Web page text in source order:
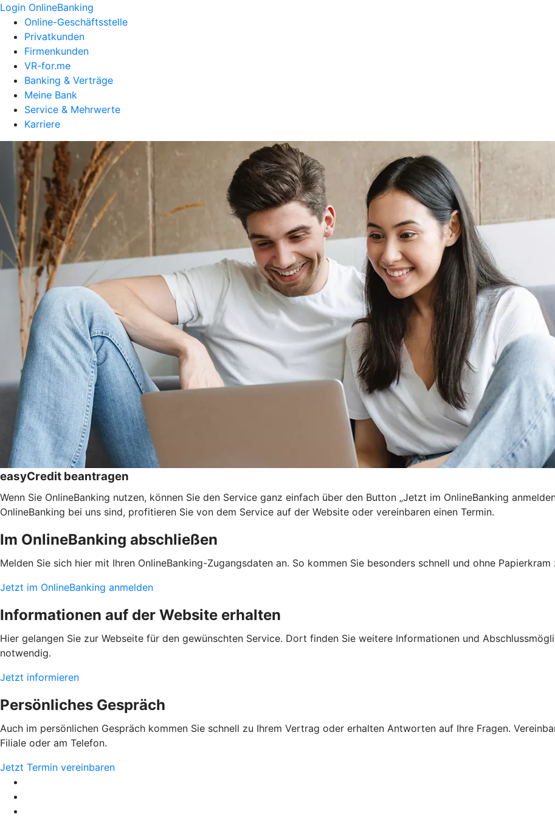
Login OnlineBanking
Online-Geschäftsstelle
Privatkunden
Firmenkunden
VR-for.me
Banking & Verträge
Meine Bank
Service & Mehrwerte
Karriere
easyCredit beantragen
Wenn Sie OnlineBanking nutzen, können Sie den Service ganz einfach über den Button „Jetzt im OnlineBanking
OnlineBanking bei uns sind, profitieren Sie von dem Service auf der Website oder vereinbaren einen Termin.
Im OnlineBanking abschließen
Melden Sie sich hier mit Ihren OnlineBanking-Zugangsdaten an. So kommen Sie besonders schnell und ohne Papierkram
Jetzt im OnlineBanking anmelden
Informationen auf der Website erhalten
Hier gelangen Sie zur Webseite für den gewünschten Service. Dort finden Sie weitere Informationen und
notwendig.
Jetzt informieren
Persönliches Gespräch
Auch im persönlichen Gespräch kommen Sie schnell zu Ihrem Vertrag oder erhalten Antworten auf Ihre Fragen.
Filiale oder am Telefon.
Jetzt Termin vereinbaren